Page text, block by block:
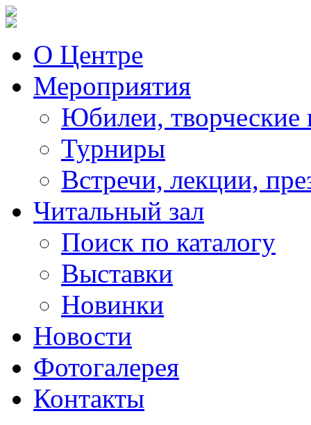
О Центре
Мероприятия
Юбилеи, творческие
Турниры
Встречи, лекции,
Читальный зал
Поиск по каталогу
Выставки
Новинки
Новости
Фотогалерея
Контакты